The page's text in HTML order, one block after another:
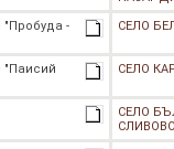
"Пробуда -
СЕЛО
"Паисий
СЕЛО
СЕЛО